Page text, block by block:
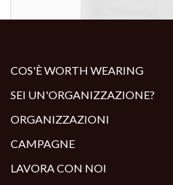
COS'È WORTH WEARING
SEI UN'ORGANIZZAZIONE?
ORGANIZZAZIONI
CAMPAGNE
LAVORA CON NOI